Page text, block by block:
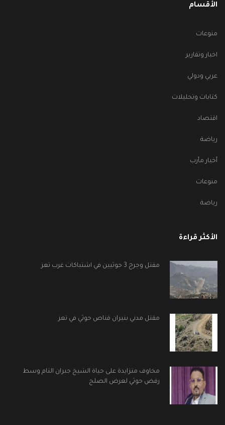
الأقسام
منوعات
اخبار وتقارير
عربي ودولي
كتابات وتحليلات
اقتصاد
رياضة
أخبار مأرب
منوعات
رياضة
الأكثر قراءة
مقتل وجرح 3 حوثيين في اشتباكات غرب تعز
مقتل مدني بنيران قناص حوثي في تعز
مخاوف متزايدة على حياة الشيخ جبران التام وسط
رفض حوثي لعرض الصلح